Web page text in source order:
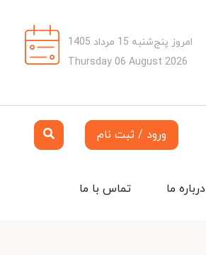
امروز پنج‌شنبه 15 مرداد 1405
Thursday 06 August 2026
ورود / ثبت نام
تماس با ما درباره ما